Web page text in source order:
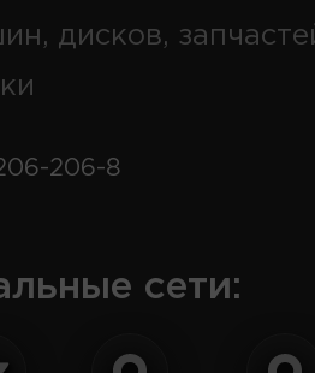
дисков,
206-8
сети: